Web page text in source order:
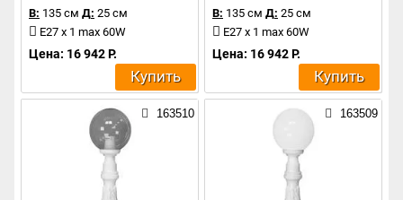
В: 135 см Д: 25 см
E27 x 1 max 60W
Цена: 16 942 Р.
Купить
В: 135 см Д: 25 см
E27 x 1 max 60W
Цена: 16 942 Р.
Купить
163510 163509